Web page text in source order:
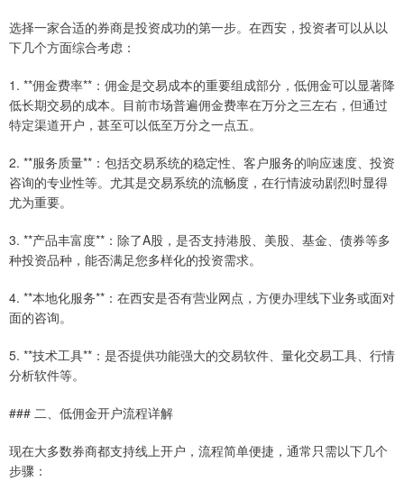
选择一家合适的券商是投资成功的第一步。在西安，投资者可以从以
下几个方面综合考虑：
1. **佣金费率**：佣金是交易成本的重要组成部分，低佣金可以显著降
低长期交易的成本。目前市场普遍佣金费率在万分之三左右，但通过
特定渠道开户，甚至可以低至万分之一点五。
2. **服务质量**：包括交易系统的稳定性、客户服务的响应速度、投资
咨询的专业性等。尤其是交易系统的流畅度，在行情波动剧烈时显得
尤为重要。
3. **产品丰富度**：除了A股，是否支持港股、美股、基金、债券等多
种投资品种，能否满足您多样化的投资需求。
4. **本地化服务**：在西安是否有营业网点，方便办理线下业务或面对
面的咨询。
5. **技术工具**：是否提供功能强大的交易软件、量化交易工具、行情
分析软件等。
### 二、低佣金开户流程详解
现在大多数券商都支持线上开户，流程简单便捷，通常只需以下几个
步骤：